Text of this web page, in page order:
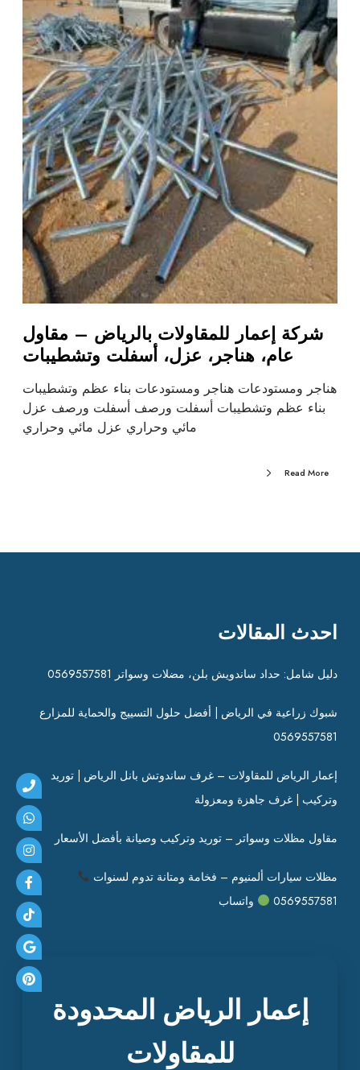
شركة إعمار للمقاولات بالرياض – مقاول
عام، هناجر، عزل، أسفلت وتشطيبات
هناجر ومستودعات هناجر ومستودعات بناء عظم وتشطيبات
بناء عظم وتشطيبات أسفلت ورصف أسفلت ورصف عزل
مائي وحراري عزل مائي وحراري
Read More
احدث المقالات
دليل شامل: حداد ساندويش بلن، مضلات وسواتر 0569557581
شبوك زراعية في الرياض | أفضل حلول التسييج والحماية للمزارع
0569557581
إعمار الرياض للمقاولات – غرف ساندوتش بانل الرياض | توريد
وتركيب | غرف جاهزة ومعزولة
مقاول مظلات وسواتر – توريد وتركيب وصيانة بأفضل الأسعار
مظلات سيارات ألمنيوم – فخامة ومتانة تدوم لسنوات
0569557581
واتساب
إعمار الرياض المحدودة
للمقاولات